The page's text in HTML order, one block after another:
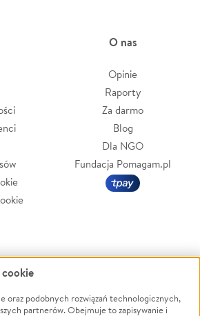
O nas
Opinie
Raporty
Za darmo
Blog
Dla NGO
Fundacja Pomagam.pl
Powódź
oraz podobnych rozwiązań technologicznych,
partnerów. Obejmuje to zapisywanie i